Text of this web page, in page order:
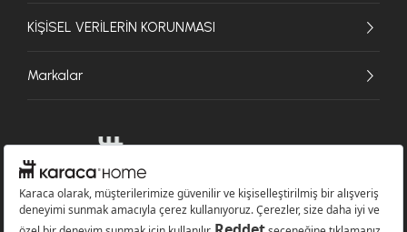
KİŞİSEL VERİLERİN KORUNMASI
Markalar